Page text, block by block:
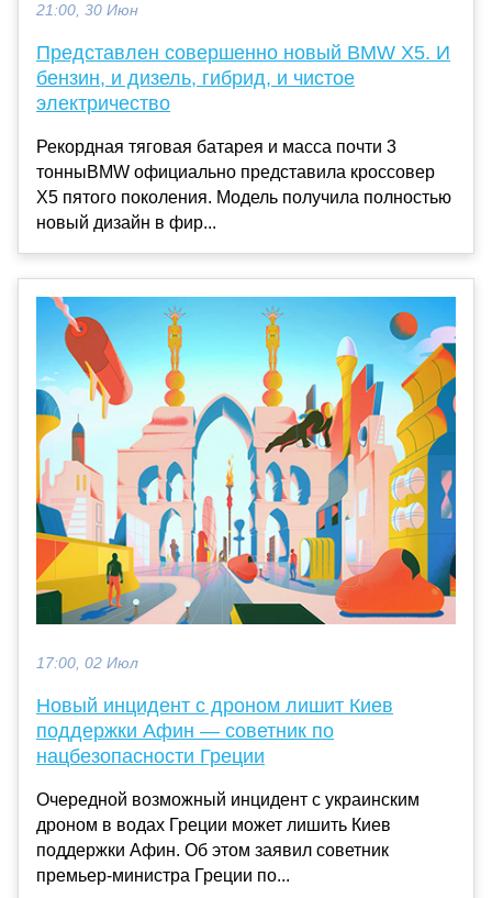
21:00, 30 Июн
Представлен совершенно новый BMW X5. И
бензин, и дизель, гибрид, и чистое
электричество
Рекордная тяговая батарея и масса почти 3
тонныBMW официально представила кроссовер
X5 пятого поколения. Модель получила полностью
новый дизайн в фир...
17:00, 02 Июл
Новый инцидент с дроном лишит Киев
поддержки Афин — советник по
нацбезопасности Греции
Очередной возможный инцидент с украинским
дроном в водах Греции может лишить Киев
поддержки Афин. Об этом заявил советник
премьер-министра Греции по...